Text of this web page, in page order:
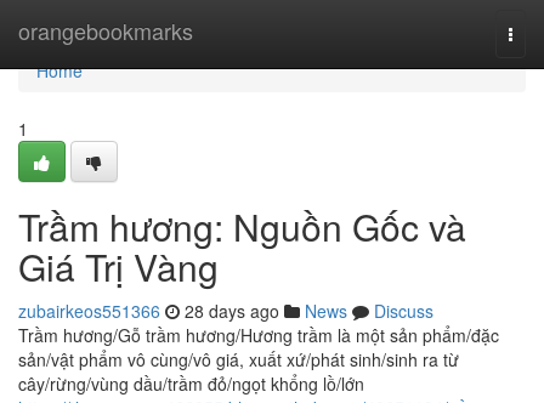
orangebookmarks
Home
Home
1
Trầm hương: Nguồn Gốc và
Giá Trị Vàng
zubairkeos551366 28 days ago News
Discuss
Trầm hương/Gỗ trầm hương/Hương trầm là một sản phẩm/đặc
sản/vật phẩm vô cùng/vô giá, xuất xứ/phát sinh/sinh ra từ
cây/rừng/vùng dầu/trầm đỏ/ngọt khổng lồ/lớn